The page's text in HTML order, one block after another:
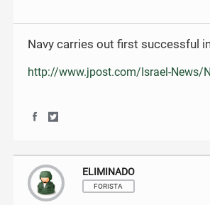
Navy carries out first successful
http://www.jpost.com/Israel-News/
S
e
o
n
S
e
o
n
ELIMINADO
FORISTA